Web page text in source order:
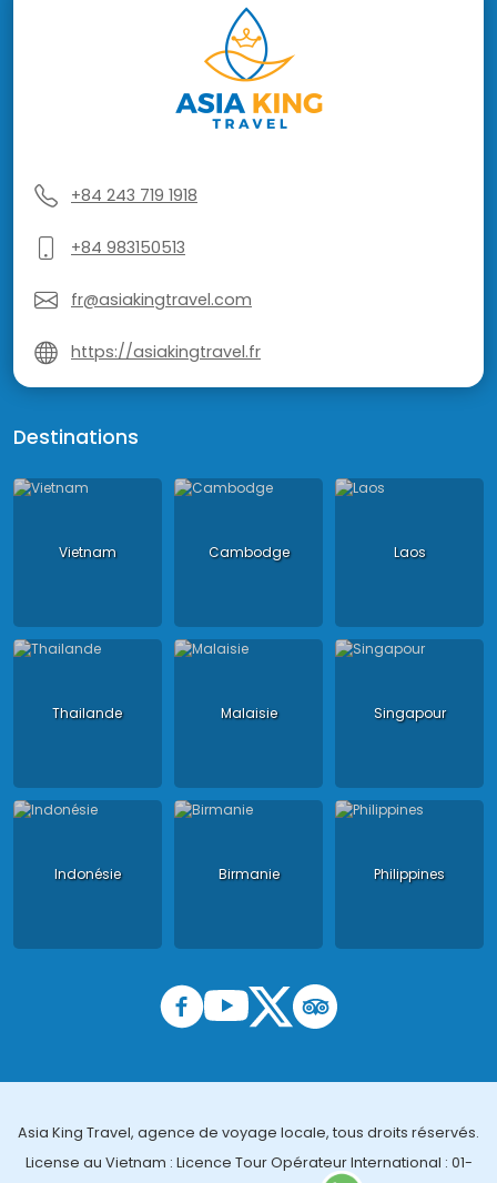
+84 243 719 1918
+84 983150513
fr@asiakingtravel.com
https://asiakingtravel.fr
Destinations
Vietnam Cambodge Laos
Thailande Malaisie Singapour
Indonésie Birmanie Philippines
Asia King Travel, agence de voyage locale, tous droits réservés.
License au Vietnam : Licence Tour Opérateur International : 01-